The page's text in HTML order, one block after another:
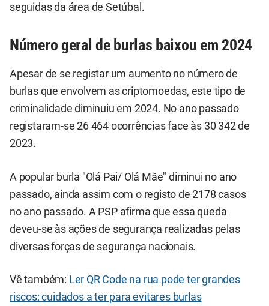
seguidas da área de Setúbal.
Número geral de burlas baixou em 2024
Apesar de se registar um aumento no número de
burlas que envolvem as criptomoedas, este tipo de
criminalidade diminuiu em 2024. No ano passado
registaram-se 26 464 ocorrências face às 30 342 de
2023.
A popular burla "Olá Pai/ Olá Mãe" diminui no ano
passado, ainda assim com o registo de 2178 casos
no ano passado. A PSP afirma que essa queda
deveu-se às ações de segurança realizadas pelas
diversas forças de segurança nacionais.
Vê também: Ler QR Code na rua pode ter grandes
riscos: cuidados a ter para evitares burlas